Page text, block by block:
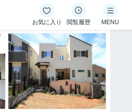
お気に入り 閲覧履歴 MENU